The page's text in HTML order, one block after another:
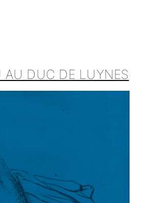
AU DUC DE LUYNES